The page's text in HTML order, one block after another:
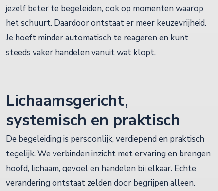
jezelf beter te begeleiden, ook op momenten waarop
het schuurt. Daardoor ontstaat er meer keuzevrijheid.
Je hoeft minder automatisch te reageren en kunt
steeds vaker handelen vanuit wat klopt.
Lichaamsgericht,
systemisch en praktisch
De begeleiding is persoonlijk, verdiepend en praktisch
tegelijk. We verbinden inzicht met ervaring en brengen
hoofd, lichaam, gevoel en handelen bij elkaar. Echte
verandering ontstaat zelden door begrijpen alleen.